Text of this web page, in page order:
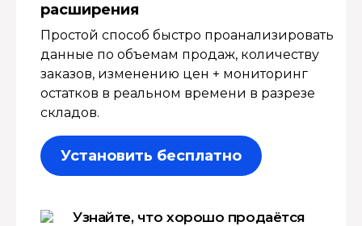
расширения
Простой способ быстро проанализировать
данные по объемам продаж, количеству
заказов, изменению цен + мониторинг
остатков в реальном времени в разрезе
складов.
Установить бесплатно
Узнайте, что хорошо продаётся